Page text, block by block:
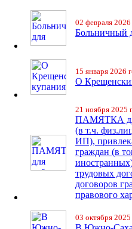
02 февраля 2026
Больничный
15 января 2026
О
21 ноября 2025
ПАМЯТКА
(в т.ч.
ИП),
граждан (в
трудовых
договоров
правового
03 октября 2025